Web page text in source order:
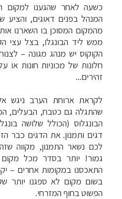
כשעה לאחר שהגענו למקום
המנהל בפנים דאוגים, והציע
מהמקום המסוכן בו השארנו
ממש ליד הבונגלו, בצל עצי
הקוקוס יש מנהג מגונה –
חלונות של מכוניות חונות או
זהירים...
לקראת ארוחת הערב ניגש
שהתגלה גם כטבח, הבעלים,
הבונגלוס (הכולל שלושה
דגים ותמנון. את הדגים כבר
לכם נשאר התמנון, מקווה
גמור! יותר בסדר מכל
התאכסנו במקומות אחרים –
בשום מקום לא ספגנו יותר
הפשוט בחוף המזרחי.